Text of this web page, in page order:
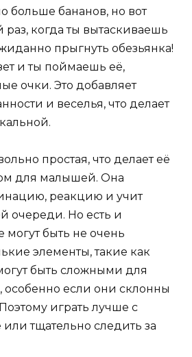
больше бананов, но вот
когда ты вытаскиваешь
прыгнуть обезьянка!
и ты поймаешь её,
очки. Это добавляет
и веселья, что делает
простая, что делает её
для малышей. Она
реакцию и учит
очереди. Но есть и
могут быть не очень
элементы, такие как
быть сложными для
особенно если они склонны
играть лучше с
тщательно следить за